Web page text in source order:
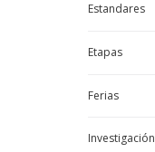
Estandares
Etapas
Ferias
Investigación